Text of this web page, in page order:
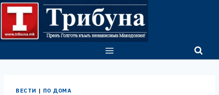
Skip
content
ВЕСТИ | ПО ДОМА